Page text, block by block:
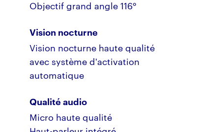
Objectif grand angle 116°
Vision nocturne
Vision nocturne haute qualité
avec système d'activation
automatique
Qualité audio
Micro haute qualité